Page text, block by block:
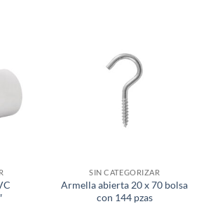
SIN CATEGORIZAR
Armella abierta 20 x 70 bolsa
con 144 pzas